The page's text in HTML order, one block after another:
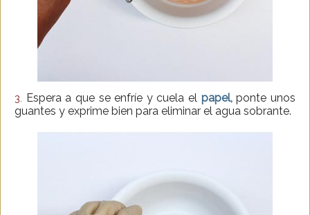
3. Espera a que se enfríe y cuela el papel,ponte unos
guantes y exprime bien para eliminar el agua sobrante.